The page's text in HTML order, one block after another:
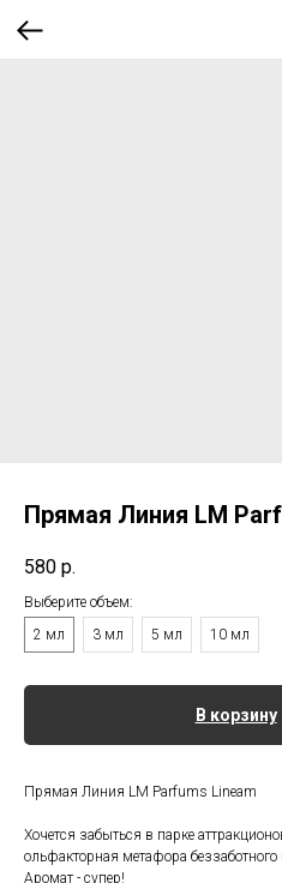
Прямая Линия LM
580 р.
Выберите объем:
2 мл
3 мл 5 мл 10 мл
В корзину
Прямая Линия LM Parfums Lineam
Хочется забыться в парке
ольфакторная метафора беззаботного
Аромат - супер!